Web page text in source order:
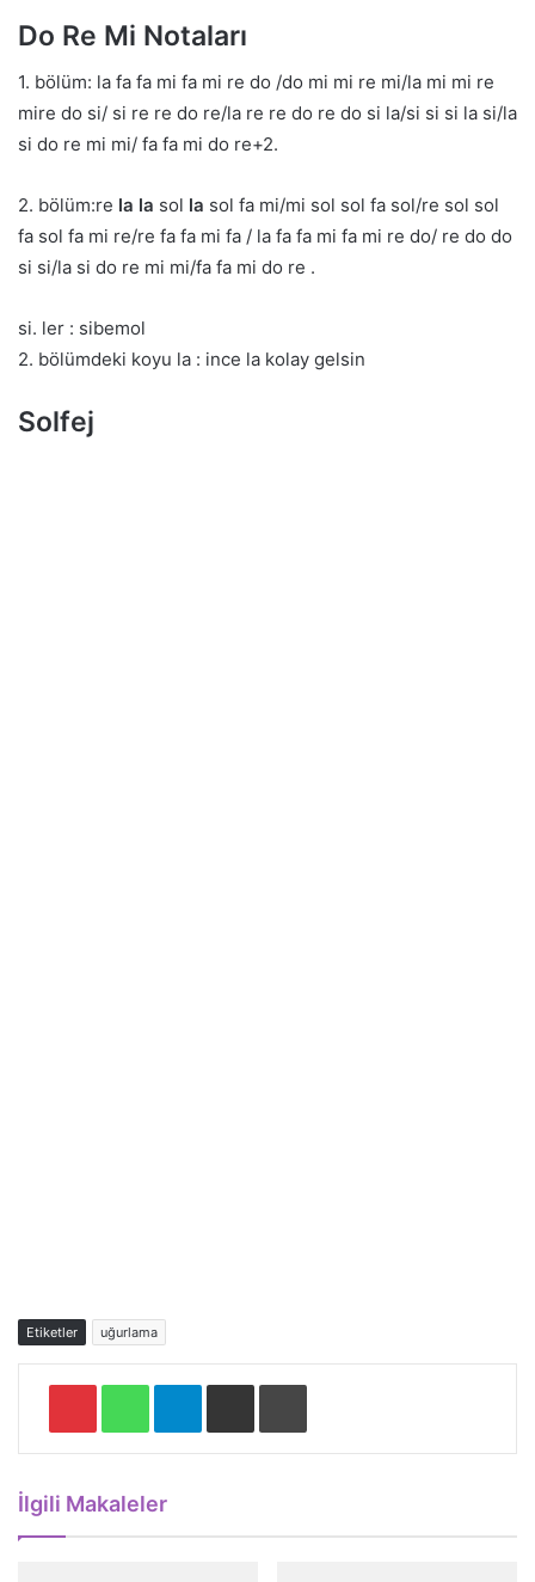
Do Re Mi Notaları
1. bölüm: la fa fa mi fa mi re do /do mi mi re mi/la mi mi re
mire do si/ si re re do re/la re re do re do si la/si si si la si/la
si do re mi mi/ fa fa mi do re+2.
2. bölüm:re la la sol la sol fa mi/mi sol sol fa sol/re sol sol
fa sol fa mi re/re fa fa mi fa / la fa fa mi fa mi re do/ re do do
si si/la si do re mi mi/fa fa mi do re .
si. ler : sibemol
2. bölümdeki koyu la : ince la kolay gelsin
Solfej
Etiketler uğurlama
Pinterest WhatsApp Telegram E-Posta ile paylaş Yazdır
İlgili Makaleler